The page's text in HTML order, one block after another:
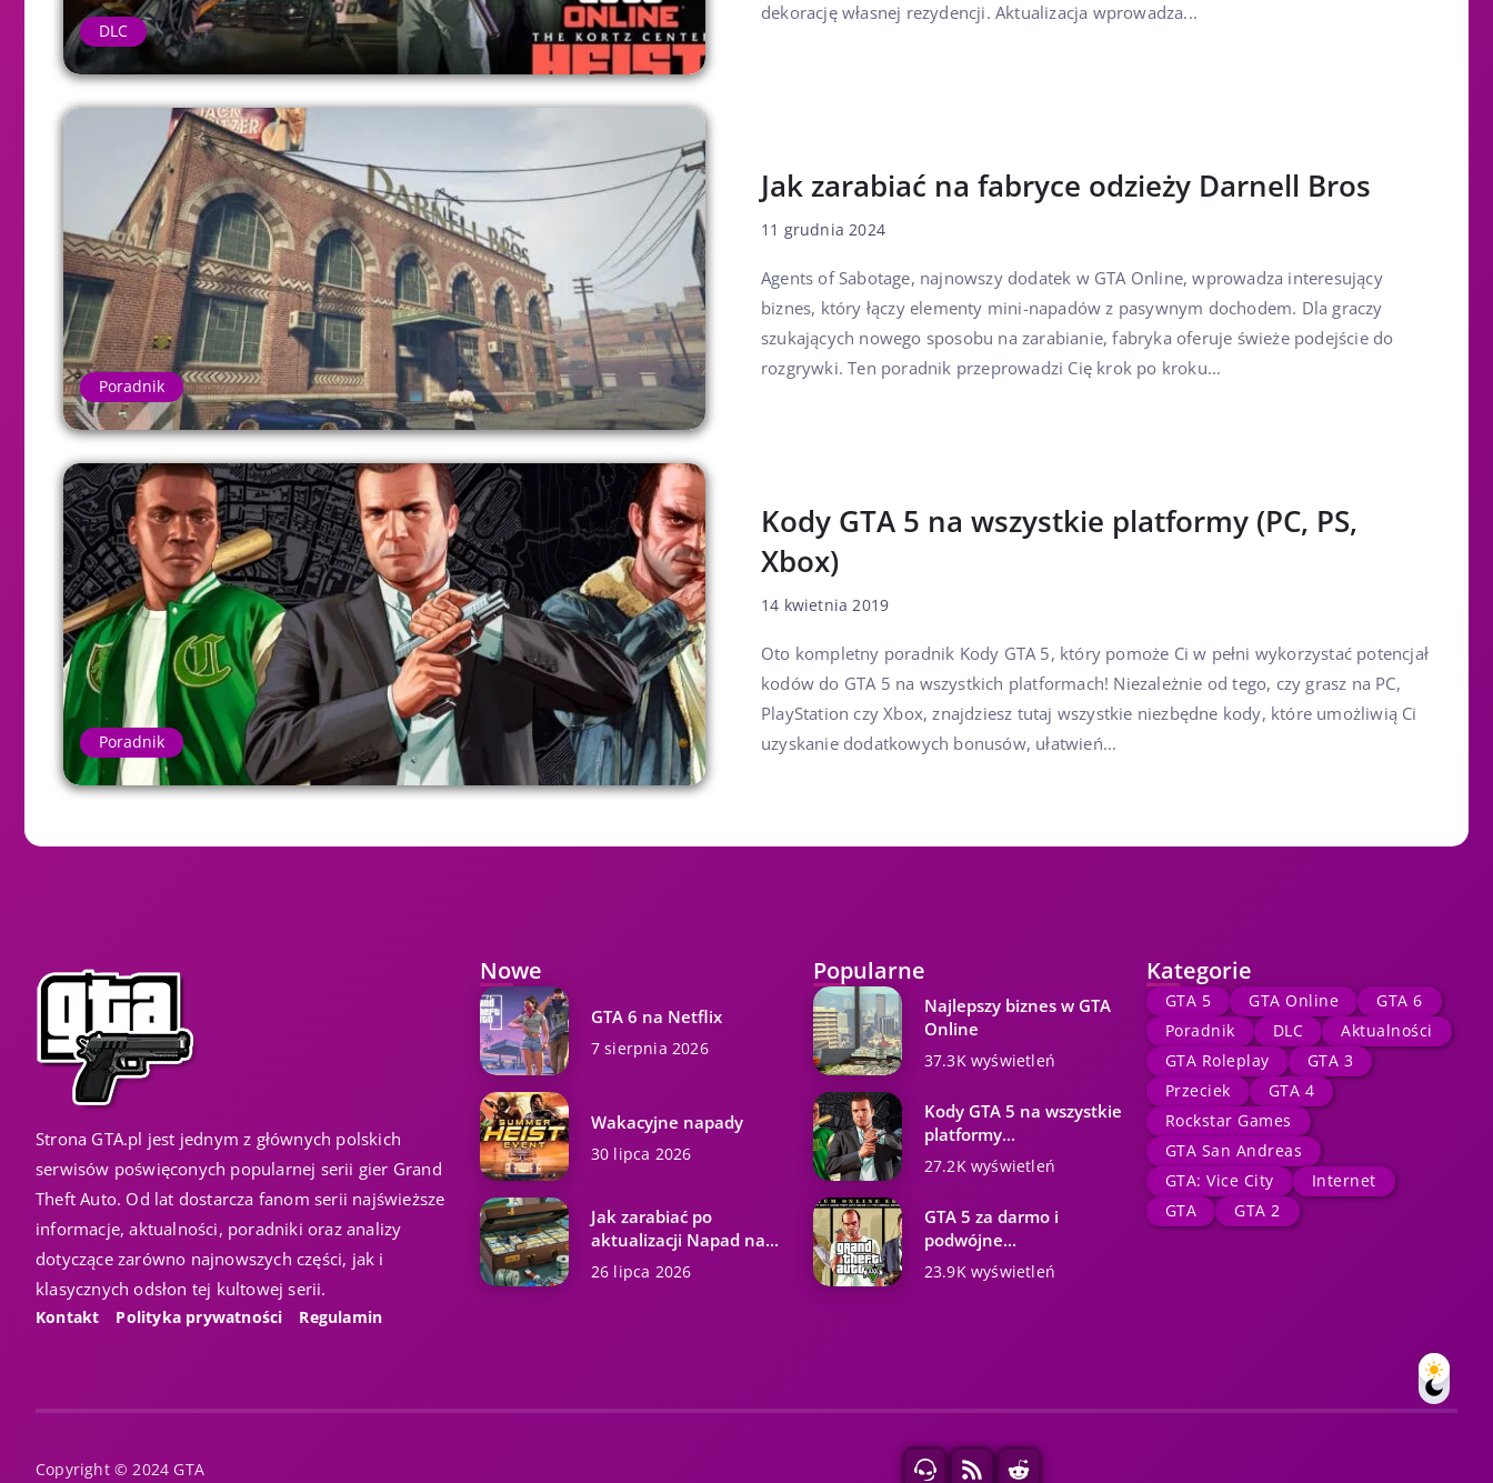
DLC
dekorację własnej rezydencji. Aktualizacja wprowadza...
Poradnik
Jak zarabiać na fabryce odzieży Darnell Bros
11 grudnia 2024
Agents of Sabotage, najnowszy dodatek w GTA Online, wprowadza interesujący
biznes, który łączy elementy mini-napadów z pasywnym dochodem. Dla graczy
szukających nowego sposobu na zarabianie, fabryka oferuje świeże podejście do
rozgrywki. Ten poradnik przeprowadzi Cię krok po kroku...
Poradnik
Kody GTA 5 na wszystkie platformy (PC, PS,
Xbox)
14 kwietnia 2019
Oto kompletny poradnik Kody GTA 5, który pomoże Ci w pełni wykorzystać potencjał
kodów do GTA 5 na wszystkich platformach! Niezależnie od tego, czy grasz na PC,
PlayStation czy Xbox, znajdziesz tutaj wszystkie niezbędne kody, które umożliwią Ci
uzyskanie dodatkowych bonusów, ułatwień...
Strona GTA.pl jest jednym z głównych polskich
serwisów poświęconych popularnej serii gier Grand
Theft Auto. Od lat dostarcza fanom serii najświeższe
informacje, aktualności, poradniki oraz analizy
dotyczące zarówno najnowszych części, jak i
klasycznych odsłon tej kultowej serii.
Kontakt Polityka prywatności Regulamin
Nowe
GTA 6 na Netflix
7 sierpnia 2026
Wakacyjne napady
30 lipca 2026
Jak zarabiać po
aktualizacji Napad na...
26 lipca 2026
Popularne
Najlepszy biznes w GTA
Online
37.3K wyświetleń
Kody GTA 5 na wszystkie
platformy...
27.2K wyświetleń
GTA 5 za darmo i
podwójne...
23.9K wyświetleń
Kategorie
GTA 5 GTA Online
GTA 6
Poradnik
DLC
Aktualności
GTA Roleplay
GTA 3
Przeciek
GTA 4
Rockstar Games
GTA San Andreas
GTA: Vice City
Internet
GTA
GTA 2
Copyright © 2024 GTA